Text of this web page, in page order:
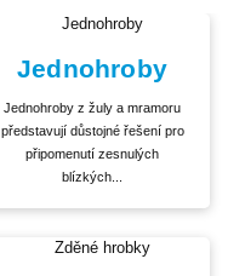
Jednohroby
Jednohroby z žuly a mramoru
představují důstojné řešení pro
připomenutí zesnulých
blízkých...